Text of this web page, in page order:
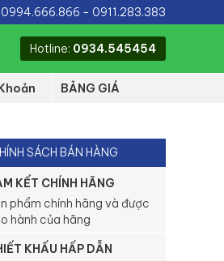
0994.666.866 - 0911.283.383
Hotline: 0934.545454
BẢNG GIÁ
SÁCH BÁN HÀNG
KẾT CHÍNH HÃNG
phẩm chính hãng và được
hành của hãng
KHẤU HẤP DẪN